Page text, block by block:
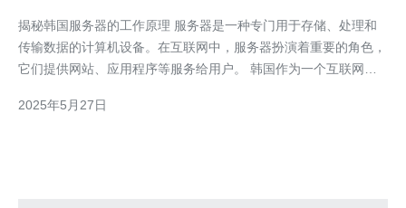
揭秘韩国服务器的工作原理 服务器是一种专门用于存储、处理和
传输数据的计算机设备。在互联网中，服务器扮演着重要的角色，
它们提供网站、应用程序等服务给用户。 韩国作为一个互联网发
特点包括速度快、
2025年5月27日